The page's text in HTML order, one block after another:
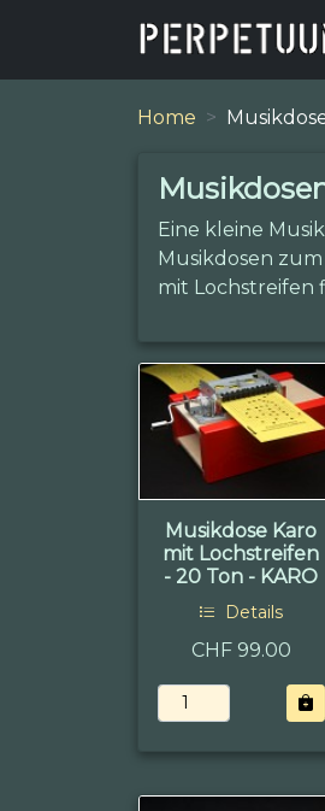
Home
Eine kleine
Musikdosen
mit Lochstreifen
Musikdose Karo
mit Lochstreifen
- 20 Ton - KARO
Details
CHF 99.00